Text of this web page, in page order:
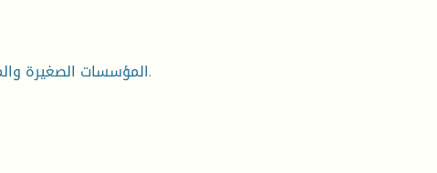
المؤسسات الصغيرة والمتوسطة، سياسات التشغيل، البطالة، الاقتصاد الجزائري.